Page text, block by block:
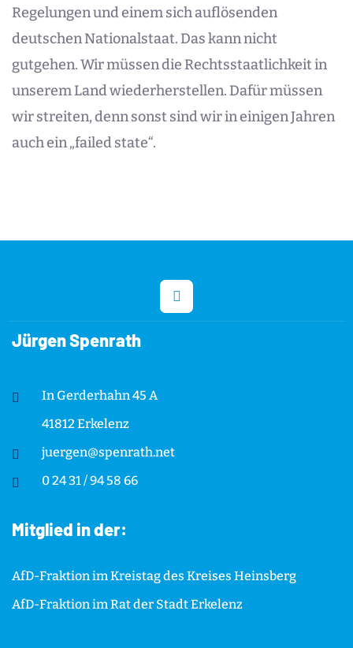
Regelungen und einem sich auflösenden
deutschen Nationalstaat. Das kann nicht
gutgehen. Wir müssen die Rechtsstaatlichkeit in
unserem Land wiederherstellen. Dafür müssen
wir streiten, denn sonst sind wir in einigen Jahren
auch ein „failed state“.
Jürgen Spenrath
In Gerderhahn 45 A
41812 Erkelenz
juergen@spenrath.net
0 24 31 / 94 58 66
Mitglied in der:
AfD-Fraktion im Kreistag des Kreises Heinsberg
AfD-Fraktion im Rat der Stadt Erkelenz